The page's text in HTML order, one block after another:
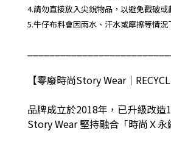
4.請勿直接放入尖銳物品，以避免戳破或
5.牛仔布料會因雨水、汗水或摩擦等情
【零廢時尚Story Wear｜
品牌成立於2018年，已升級改造
Story Wear堅持融合「時尚Ｘ永